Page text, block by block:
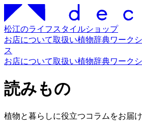
松江のライフスタイルショップ
お店について取扱い植物辞典ワーク
ス
お店について取扱い植物辞典ワーク
読みもの
植物と暮らしに役立つコラムをお届